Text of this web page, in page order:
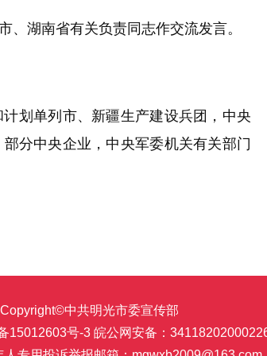
湖南省有关负责同志作交流发言。
划单列市、新疆生产建设兵团，中央
分中央企业，中央军委机关有关部门
Copyright©中共明光市委宣传部
15012603号-3皖公网安备：